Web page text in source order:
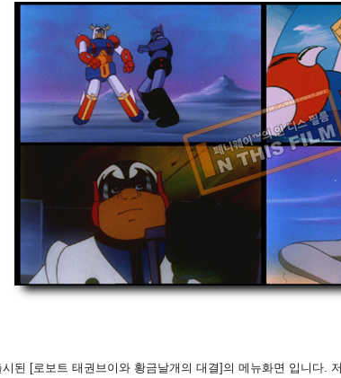
시된 [로보트 태권브이와 황금날개의 대결]의 메뉴화면 입니다.